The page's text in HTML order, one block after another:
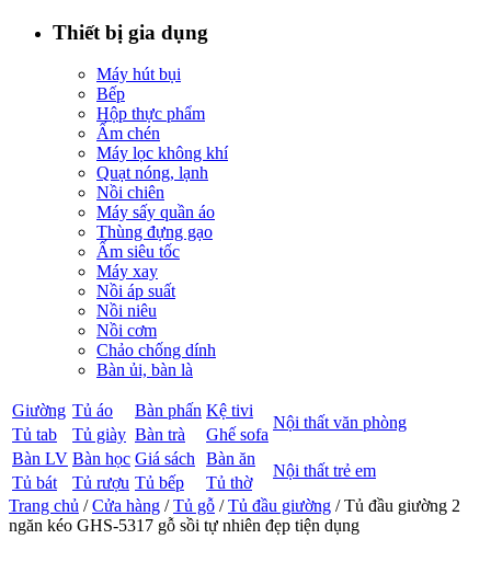
Thiết bị gia dụng
Máy hút bụi
Bếp
Hộp thực phẩm
Ấm chén
Máy lọc không khí
Quạt nóng, lạnh
Nồi chiên
Máy sấy quần áo
Thùng đựng gạo
Ấm siêu tốc
Máy xay
Nồi áp suất
Nồi niêu
Nồi cơm
Chảo chống dính
Bàn ủi, bàn là
Giường Tủ áo Bàn phấn Kệ tivi
Nội thất văn phòng
Tủ tab Tủ giày Bàn trà
Ghế sofa
Bàn LV Bàn học Giá sách Bàn ăn
Nội thất trẻ em
Tủ bát Tủ rượu Tủ bếp
Tủ thờ
Trang chủ /Cửa hàng /Tủ gỗ /Tủ đầu giường / Tủ đầu giường 2
ngăn kéo GHS-5317 gỗ sồi tự nhiên đẹp tiện dụng